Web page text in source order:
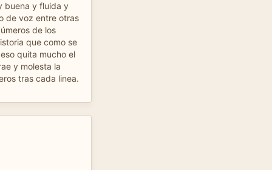
buena y fluida y
de voz entre otras
de los
que como se
quita mucho el
y molesta la
tras cada linea.